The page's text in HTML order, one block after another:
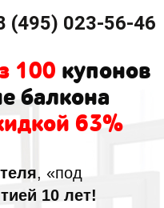
(495) 023-56-46
100 купонов
балкона
63%
, «под
10 лет!